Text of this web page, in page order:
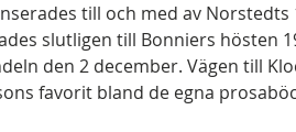
till och med av Norstedts
slutligen till Bonniers hösten
den 2 december. Vägen till
favorit bland de egna